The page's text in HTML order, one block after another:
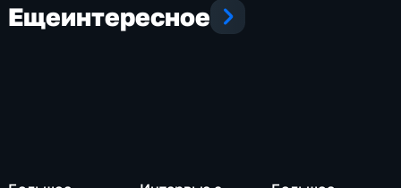
Ещеинтересное